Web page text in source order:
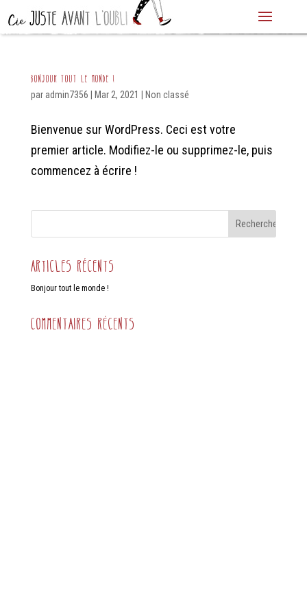
Bonjour tout le monde !
par admin7356 Mar 2, 2021 Non classé
Bienvenue sur WordPress. Ceci est votre
premier article. Modifiez-le ou supprimez-le, puis
commencez à écrire !
Articles récents
Bonjour tout le monde !
Commentaires récents